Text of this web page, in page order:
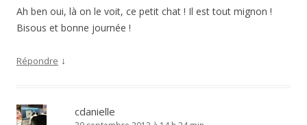
Ah ben oui, là on le voit, ce petit chat ! Il est tout mignon !
Bisous et bonne journée !
Répondre ↓
cdanielle